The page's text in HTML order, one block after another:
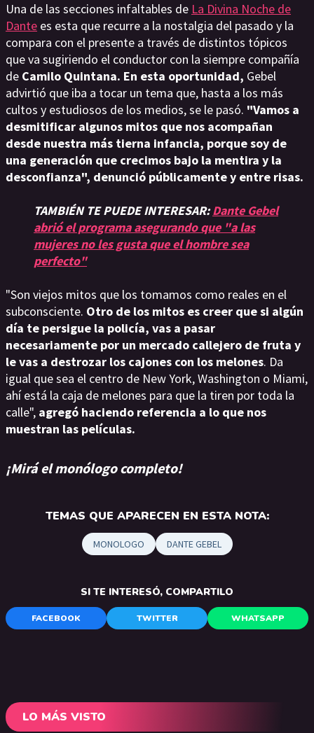
Una de las secciones infaltables de La Divina Noche de
Dante es esta que recurre a la nostalgia del pasado y la
compara con el presente a través de distintos tópicos
que va sugiriendo el conductor con la siempre compañía
de Camilo Quintana. En esta oportunidad, Gebel
advirtió que iba a tocar un tema que, hasta a los más
cultos y estudiosos de los medios, se le pasó. "Vamos a
desmitificar algunos mitos que nos acompañan
desde nuestra más tierna infancia, porque soy de
una generación que crecimos bajo la mentira y la
desconfianza", denunció públicamente y entre risas.
TAMBIÉN TE PUEDE INTERESAR:Dante Gebel
abrió el programa asegurando que "a las
mujeres no les gusta que el hombre sea
perfecto"
"Son viejos mitos que los tomamos como reales en el
subconsciente. Otro de los mitos es creer que si algún
día te persigue la policía, vas a pasar
necesariamente por un mercado callejero de fruta y
le vas a destrozar los cajones con los melones. Da
igual que sea el centro de New York, Washington o Miami,
ahí está la caja de melones para que la tiren por toda la
calle", agregó haciendo referencia a lo que nos
muestran las películas.
¡Mirá el monólogo completo!
TEMAS QUE APARECEN EN ESTA NOTA:
MONOLOGO DANTE GEBEL
SI TE INTERESÓ, COMPARTILO
FACEBOOK TWITTER WHATSAPP
LO MÁS VISTO